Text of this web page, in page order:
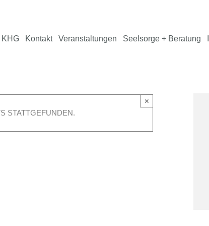
KHG
Kontakt Veranstaltungen Seelsorge + Beratung
STATTGEFUNDEN.
×